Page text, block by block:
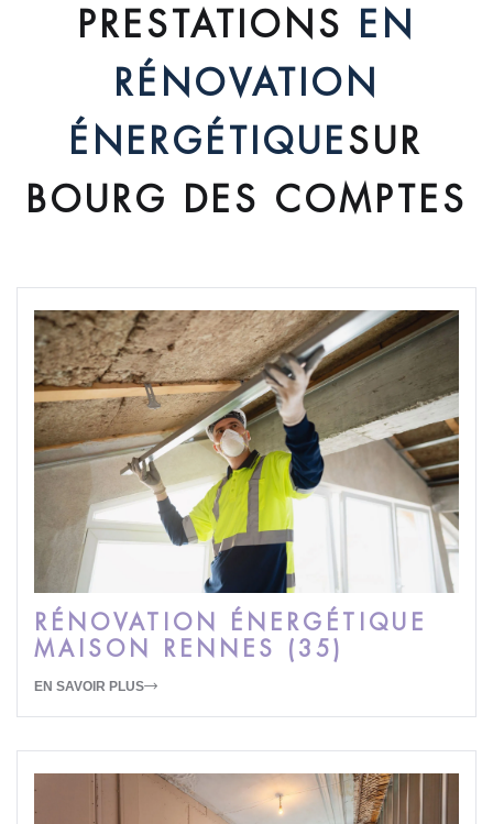
PRESTATIONS EN
RÉNOVATION
ÉNERGÉTIQUESUR
BOURG DES COMPTES
RÉNOVATION ÉNERGÉTIQUE
MAISON RENNES (35)
EN SAVOIR PLUS